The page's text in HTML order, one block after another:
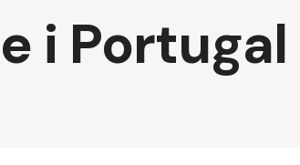
i Portugal